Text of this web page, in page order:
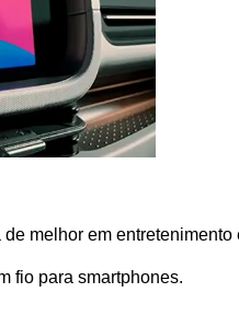
melhor em
fio para smartphones.